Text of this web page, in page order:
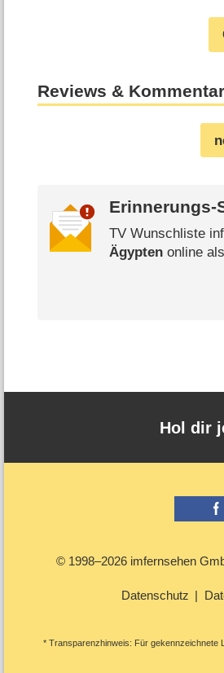
Reviews &
Erinnerungs-
TV Wunschliste
Ägyptenonline
Hol dir
© 1998–2026 imfernsehen
Datenschutz
* Transparenzhinweis: Für gekennzeichnete